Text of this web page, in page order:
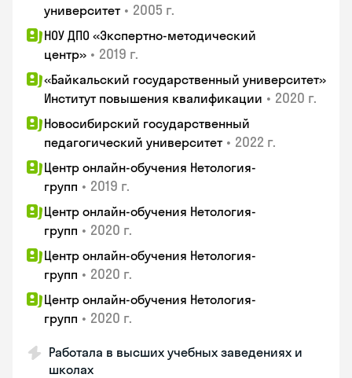
университет • 2005 г.
НОУ ДПО «Экспертно-методический
центр» • 2019 г.
«Байкальский государственный университет»
Институт повышения квалификации • 2020 г.
Новосибирский государственный
педагогический университет • 2022 г.
Центр онлайн-обучения Нетология-
групп • 2019 г.
Центр онлайн-обучения Нетология-
групп • 2020 г.
Центр онлайн-обучения Нетология-
групп • 2020 г.
Центр онлайн-обучения Нетология-
групп • 2020 г.
Работала в высших учебных заведениях и
школах